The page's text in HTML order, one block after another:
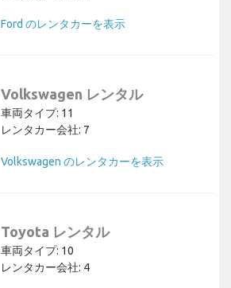
Ford のレンタカーを表示
Volkswagen レンタル
車両タイプ: 11
レンタカー会社: 7
Volkswagen のレンタカーを表示
Toyota レンタル
車両タイプ: 10
レンタカー会社: 4